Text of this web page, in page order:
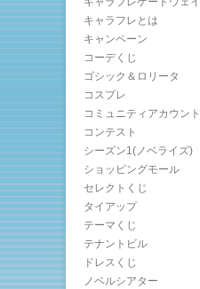
キャラフレとは
キャンペーン
コーデくじ
ゴシック＆ロリータ
コスプレ
コミュニティアカウント
コンテスト
シーズン1(ノベライズ)
ショッピングモール
セレクトくじ
タイアップ
テーマくじ
テナントビル
ドレスくじ
ノベルシアター